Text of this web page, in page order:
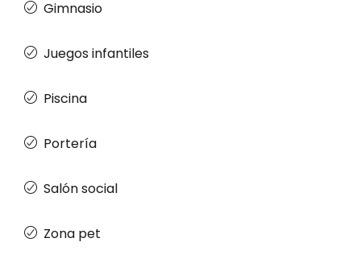
Gimnasio
Juegos infantiles
Piscina
Portería
Salón social
Zona pet